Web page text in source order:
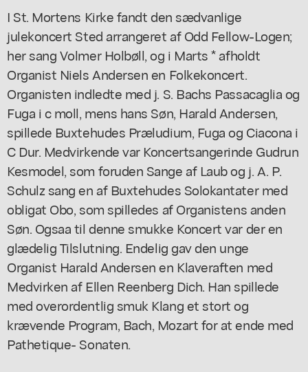
I St. Mortens Kirke fandt den sædvanlige
julekoncert Sted arrangeret af Odd Fellow-Logen;
her sang Volmer Holbøll, og i Marts * afholdt
Organist Niels Andersen en Folkekoncert.
Organisten indledte med j. S. Bachs Passacaglia og
Fuga i c moll, mens hans Søn, Harald Andersen,
spillede Buxtehudes Præludium, Fuga og Ciacona i
C Dur. Medvirkende var Koncertsangerinde Gudrun
Kesmodel, som foruden Sange af Laub og j. A. P.
Schulz sang en af Buxtehudes Solokantater med
obligat Obo, som spilledes af Organistens anden
Søn. Ogsaa til denne smukke Koncert var der en
glædelig Tilslutning. Endelig gav den unge
Organist Harald Andersen en Klaveraften med
Medvirken af Ellen Reenberg Dich. Han spillede
med overordentlig smuk Klang et stort og
krævende Program, Bach, Mozart for at ende med
Pathetique- Sonaten.